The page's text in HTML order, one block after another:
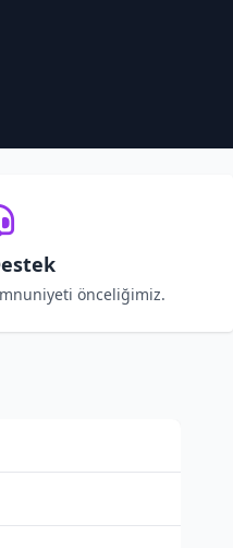
önceliğimiz.